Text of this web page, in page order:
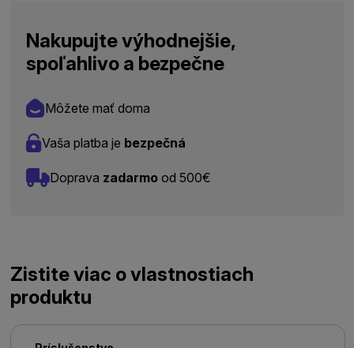
Nakupujte výhodnejšie,
spoľahlivo a bezpečne
Môžete mať doma
Vaša platba je bezpečná
Doprava zadarmo od 500€
Zistite viac o vlastnostiach
produktu